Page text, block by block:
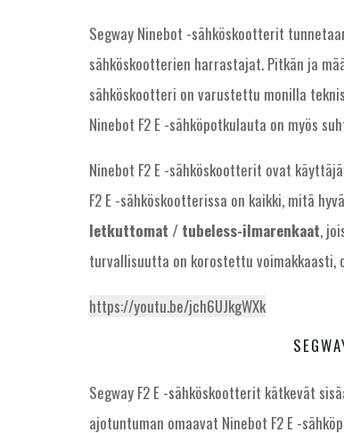
Segway Ninebot -sähköskootterit
sähköskootterien harrastajat. Pitkän ja
sähköskootteri on varustettu monilla
Ninebot F2 E -sähköpotkulauta on myös
Ninebot F2 E -sähköskootterit ovat
F2 E -sähköskootterissa on kaikki, mitä
letkuttomat / tubeless-ilmarenkaat,
turvallisuutta on korostettu voimakkaasti,
https://youtu.be/jch6UJkgWXk
Segway F2 E -sähköskootterit kätkevät
ajotuntuman omaavat Ninebot F2 E -